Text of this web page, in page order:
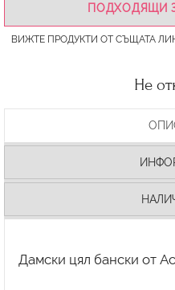
ПОДХОДЯЩИ
ВИЖТЕ ПРОДУКТИ ОТ СЪЩАТА
Не
Дамски цял бански от